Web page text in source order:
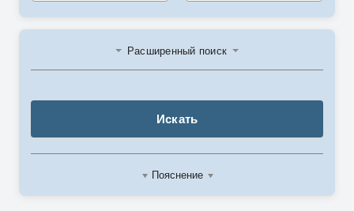
Расширенный поиск
Искать
Пояснение